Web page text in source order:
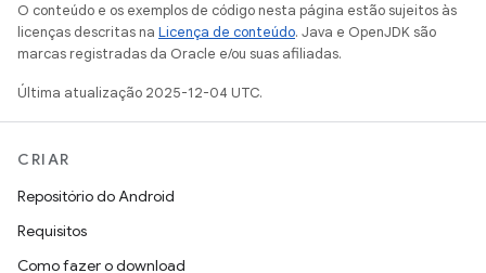
O conteúdo e os exemplos de código nesta página estão sujeitos às
licenças descritas na Licença de conteúdo. Java e OpenJDK são
marcas registradas da Oracle e/ou suas afiliadas.
Última atualização 2025-12-04 UTC.
CRIAR
Repositório do Android
Requisitos
Como fazer o download